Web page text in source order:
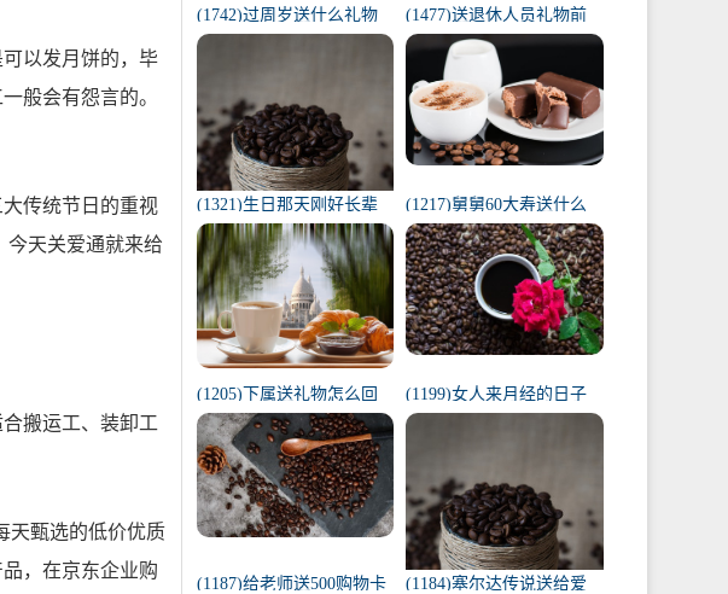
以发月饼的，毕
般会有怨言的。
传统节日的重视
今天关爱通就来给
搬运工、装卸工
天甄选的低价优质
，在京东企业购
(1742)过周岁送什么礼物
好（1岁宝宝礼物排行榜）
(1477)送退休人员礼物前
十件排名（工会退休纪念
品范围）
(1321)生日那天刚好长辈
去世（父亲在我生日去世
意味着）
(1217)舅舅60大寿送什么
礼物（舅舅60岁十大最佳
礼物排行榜）
(1205)下属送礼物怎么回
复（下属给我送礼我该如
何回复）
(1199)女人来月经的日子
代表什么（1一31日月经代
(1187)给老师送500购物卡
(1184)塞尔达传说送给爱